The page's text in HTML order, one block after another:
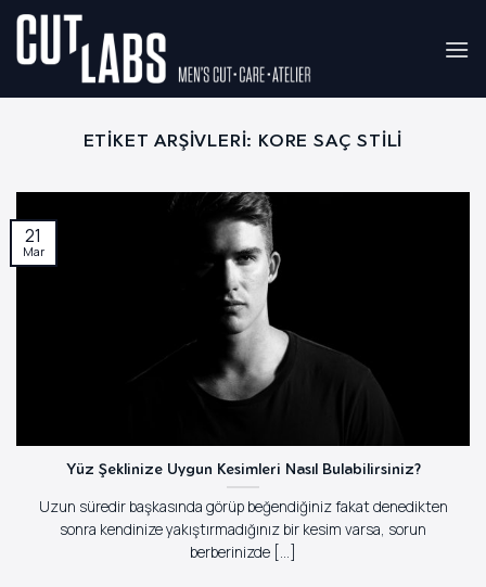
İçeriğe
ETIKET ARŞIVLERI: KORE SAÇ STILI
Yüz Şeklinize Uygun Kesimleri Nasıl Bulabilirsiniz?
Uzun süredir başkasında görüp beğendiğiniz fakat denedikten
sonra kendinize yakıştırmadığınız bir kesim varsa, sorun
berberinizde [...]
21
Mar